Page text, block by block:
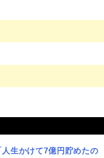
生かけて7億円貯めたの